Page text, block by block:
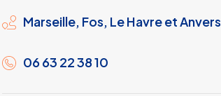
Marseille, Fos, Le Havre et Anvers
06 63 22 38 10